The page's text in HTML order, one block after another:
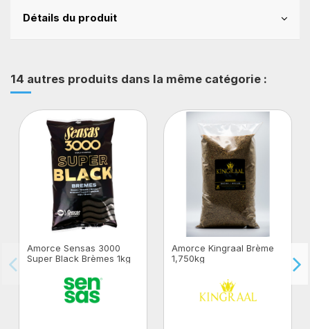
Détails du produit
14 autres produits dans la même catégorie :
Amorce Sensas 3000
Super Black Brèmes 1kg
Amorce Kingraal Brème
1,750kg